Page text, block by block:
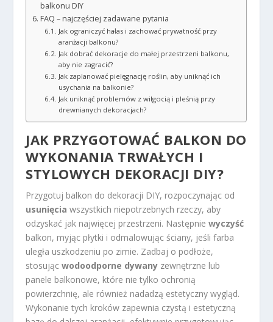
balkonu DIY
FAQ – najczęściej zadawane pytania
Jak ograniczyć hałas i zachować prywatność przy
aranżacji balkonu?
Jak dobrać dekoracje do małej przestrzeni balkonu,
aby nie zagracić?
Jak zaplanować pielęgnację roślin, aby uniknąć ich
usychania na balkonie?
Jak uniknąć problemów z wilgocią i pleśnią przy
drewnianych dekoracjach?
JAK PRZYGOTOWAĆ BALKON DO
WYKONANIA TRWAŁYCH I
STYLOWYCH DEKORACJI DIY?
Przygotuj balkon do dekoracji DIY, rozpoczynając od
usunięcia wszystkich niepotrzebnych rzeczy, aby
odzyskać jak najwięcej przestrzeni. Następniewyczyść
balkon, myjąc płytki i odmalowując ściany, jeśli farba
uległa uszkodzeniu po zimie. Zadbaj o podłoże,
stosującwodoodporne dywany zewnętrzne lub
panele balkonowe, które nie tylko ochronią
powierzchnię, ale również nadadzą estetyczny wygląd.
Wykonanie tych kroków zapewnia czystą i estetyczną